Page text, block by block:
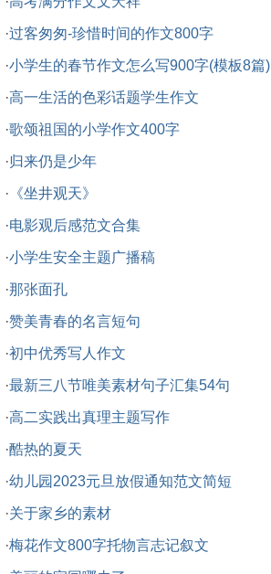
·过客匆匆-珍惜时间的作文800字
·小学生的春节作文怎么写900字(模板8篇)
·高一生活的色彩话题学生作文
·歌颂祖国的小学作文400字
·归来仍是少年
· 《坐井观天》
·电影观后感范文合集
·小学生安全主题广播稿
·那张面孔
·赞美青春的名言短句
·初中优秀写人作文
·最新三八节唯美素材句子汇集54句
·高二实践出真理主题写作
·酷热的夏天
·幼儿园2023元旦放假通知范文简短
·关于家乡的素材
·梅花作文800字托物言志记叙文